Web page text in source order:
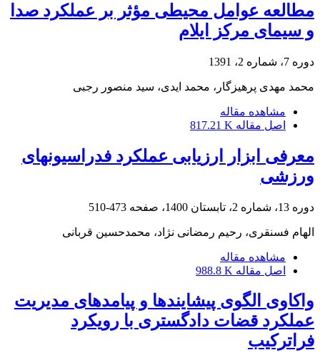
مطالعه عوامل محیطی مؤثر بر عملکرد صدا
و سیمای مرکز ایلام
دوره 7، شماره 2، 1391
محمد مهدی پرهیزگار، محمد ایدی، سید منصور رجبی
مشاهده مقاله
اصل مقاله 817.21 K
معرفی ابزار ارزیابی عملکرد فدراسیونهای
ورزشی
دوره 13، شماره 2، تابستان 1400، صفحه 473-510
الهام فسنقری، رحیم رمضانی نژاد، محمدحسین قربانی
مشاهده مقاله
اصل مقاله 988.8 K
واکاوی الگوی پیشایندها و پیامدهای مدیریت
عملکرد قضات دادگستری با رویکرد
فراترکیب